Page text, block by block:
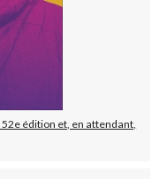
édition et, en attendant,